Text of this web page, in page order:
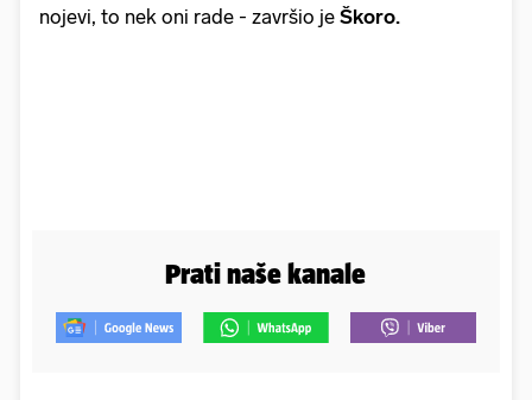
nojevi, to nek oni rade - završio je Škoro.
Prati naše kanale